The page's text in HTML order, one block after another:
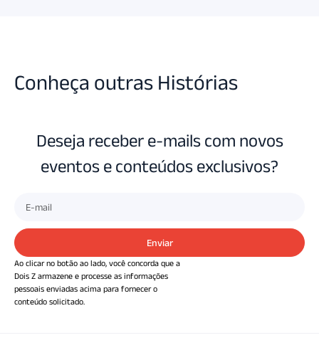
Conheça outras Histórias
Deseja receber e-mails com novos
eventos e conteúdos exclusivos?
Enviar
Ao clicar no botão ao lado, você concorda que a
Dois Z armazene e processe as informações
pessoais enviadas acima para fornecer o
conteúdo solicitado.